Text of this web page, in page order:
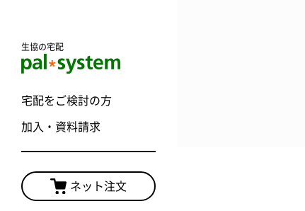
生協の宅配
宅配をご検討の方
加入・資料請求
ネット注文